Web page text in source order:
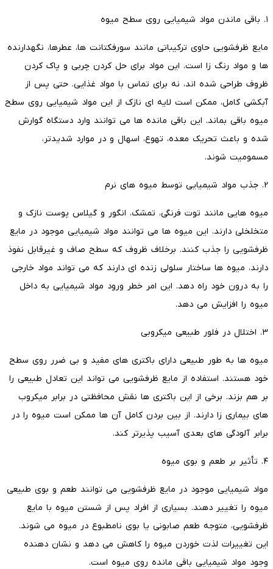
۱. باقی ماندن مواد شیمیایی روی سطح میوه
مایع ظرفشویی حاوی ترکیباتی مانند سورفکتانت ها، عطرها، نگهدارنده
ها و مواد رنگ زا است. این مواد برای حل کردن چربی و پاک کردن
ظروف طراحی شده اند، نه برای تماس با مواد غذایی. حتی پس از
آبکشی کامل، ممکن است لایه ای نازک از این مواد شیمیایی روی سطح
میوه باقی بماند. این باقی مانده ها می توانند وارد دستگاه گوارش
شده و باعث تحریک معده، تهوع، اسهال و در موارد شدیدتر،
مسمومیت شوند.
۲. جذب مواد شیمیایی توسط میوه های نرم
میوه هایی مانند توت فرنگی، تمشک، انگور و گیلاس پوست نازک و
متخلخلی دارند. این میوه ها می توانند مواد شیمیایی موجود در مایع
ظرفشویی را جذب کنند. برخلاف ظروف که سطح صاف و غیرقابل نفوذ
دارند، میوه ها ساختار سلولی زنده ای دارند که می تواند مواد خارجی
را به درون خود راه دهد. این امر خطر ورود مواد شیمیایی به داخل
میوه را افزایش می دهد.
۳. اختلال در فلور طبیعی میکروبی
میوه ها به طور طبیعی دارای باکتری های مفید و بی ضرر روی سطح
خود هستند. استفاده از مایع ظرفشویی می تواند این تعادل طبیعی را
بر هم بزند. برخی از این باکتری ها نقش محافظتی در برابر میکروب
های بیماری زا دارند. از بین بردن کامل آن ها ممکن است میوه را در
برابر آلودگی های بعدی آسیب پذیرتر کند.
۴. تأثیر بر طعم و بوی میوه
مواد شیمیایی موجود در مایع ظرفشویی می توانند طعم و بوی طبیعی
میوه را تغییر دهند. بسیاری از افراد پس از شستن میوه با مایع
ظرفشویی، متوجه طعم صابونی یا بوی نامطبوع در میوه می شوند.
این تغییرات لذت خوردن میوه را کاهش می دهد و نشان دهنده
وجود مواد شیمیایی باقی مانده روی میوه است.